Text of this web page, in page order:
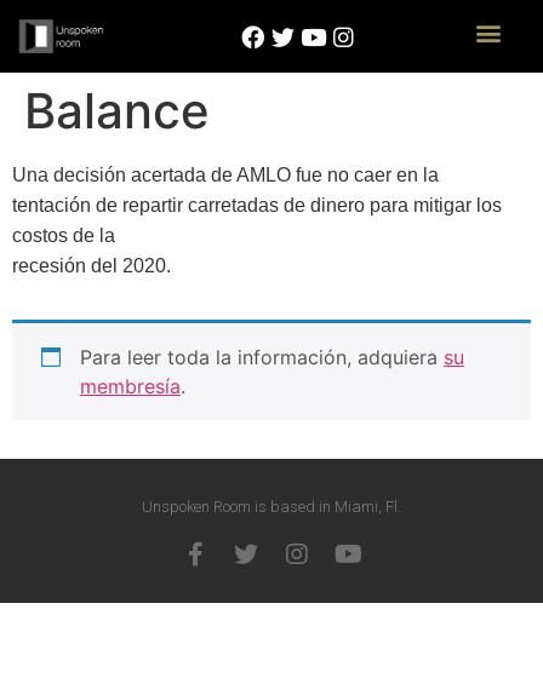
Balance
Una decisión acertada de AMLO fue no caer en la
tentación de repartir carretadas de dinero para mitigar los
costos de la
recesión del 2020.
Para leer toda la información, adquiera su
membresía.
Unspoken Room is based in Miami, Fl.